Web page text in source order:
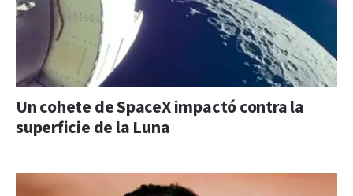
Un cohete de SpaceX impactó contra la
superficie de la Luna